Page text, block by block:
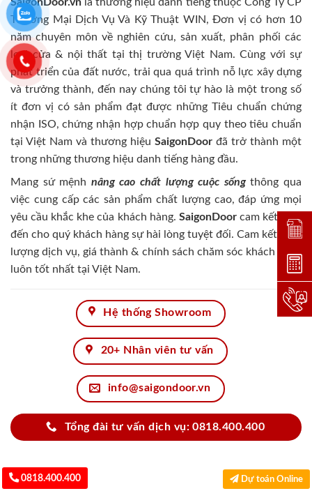
Thương Mại Dịch Vụ Và Kỹ Thuật WIN, Đơn vị có hơn 10
năm chuyên môn về nghiên cứu, sản xuất, phân phối các
loại cửa & nội thất tại thị trường Việt Nam. Cùng với sự
phát triển của đất nước, trải qua quá trình nỗ lực xây dựng
và trưởng thành, đến nay chúng tôi tự hào là một trong số
ít đơn vị có sản phẩm đạt được những Tiêu chuẩn chứng
nhận ISO, chứng nhận hợp chuẩn hợp quy theo tiêu chuẩn
tại Việt Nam và thương hiệu SaigonDoor đã trở thành một
trong những thương hiệu danh tiếng hàng đầu.
Mang sứ mệnh nâng cao chất lượng cuộc sốngthông qua
việc cung cấp các sản phẩm chất lượng cao, đáp ứng mọi
yêu cầu khắc khe của khách hàng. SaigonDoorcam kết đem
đến cho quý khách hàng sự hài lòng tuyệt đối. Cam kết chất
lượng dịch vụ, giá thành & chính sách chăm sóc khách hàng
luôn tốt nhất tại Việt Nam.
Hệ thống Showroom
20+ Nhân viên tư vấn
info@saigondoor.vn
Tổng đài tư vấn dịch vụ: 0818.400.400
0818.400.400 Dự toán Online
Đặt
Dự